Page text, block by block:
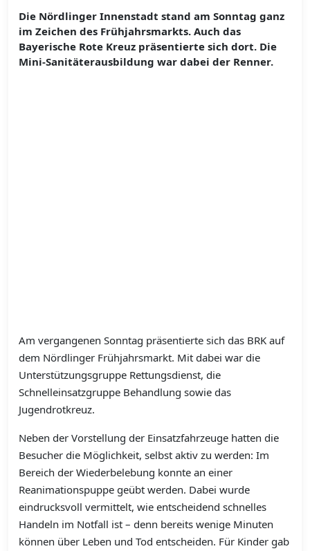
Die Nördlinger Innenstadt stand am Sonntag ganz
im Zeichen des Frühjahrsmarkts. Auch das
Bayerische Rote Kreuz präsentierte sich dort. Die
Mini-Sanitäterausbildung war dabei der Renner.
Am vergangenen Sonntag präsentierte sich das BRK auf
dem Nördlinger Frühjahrsmarkt. Mit dabei war die
Unterstützungsgruppe Rettungsdienst, die
Schnelleinsatzgruppe Behandlung sowie das
Jugendrotkreuz.
Neben der Vorstellung der Einsatzfahrzeuge hatten die
Besucher die Möglichkeit, selbst aktiv zu werden: Im
Bereich der Wiederbelebung konnte an einer
Reanimationspuppe geübt werden. Dabei wurde
eindrucksvoll vermittelt, wie entscheidend schnelles
Handeln im Notfall ist – denn bereits wenige Minuten
können über Leben und Tod entscheiden. Für Kinder gab